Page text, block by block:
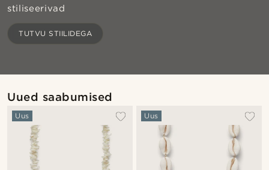
stiliseerivad
TUTVU STIILIDEGA
Uued saabumised
Uus Uus